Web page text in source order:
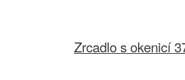
Zrcadlo s okenicí